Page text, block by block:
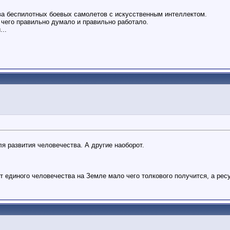
беспилотных боевых самолетов с искусственным интеллектом.
правильно думало и правильно работало.
развития человечества. А другие наоборот.
человечества на Земле мало чего толкового получится, а